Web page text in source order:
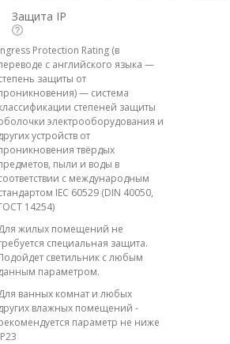
Защита IP
Protection Rating (в
с английского языка —
защиты от
— система
степеней защиты
электрооборудования и
устройств от
твёрдых
пыли и воды в
с международным
IEC 60529 (DIN 40050,
14254)
жилых помещений не
специальная защита.
светильник с любым
параметром.
ванных комнат и любых
влажных помещений -
параметр не ниже